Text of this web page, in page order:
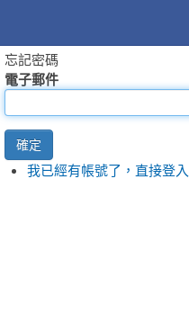
忘記密碼
電子郵件
確定
我已經有帳號了，直接登入